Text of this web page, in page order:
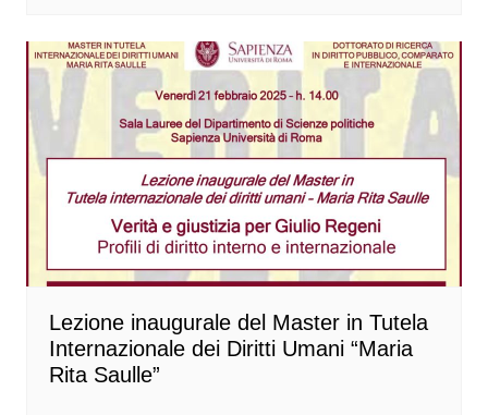
Lezione inaugurale del Master in Tutela
Internazionale dei Diritti Umani “Maria
Rita Saulle”